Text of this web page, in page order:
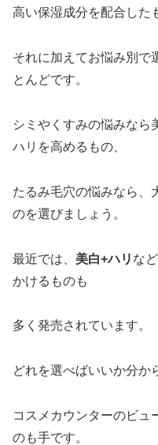
高い保湿成分を配合した
それに加えてお悩み別で
とんどです。
シミやくすみの悩みなら
ハリを高めるもの、
たるみ毛穴の悩みなら、
のを選びましょう。
最近では、 美白+ハリ な
かけるものも
多く発売されています。
どれを選べばいいか分か
コスメカウンターのビュ
のも手です。